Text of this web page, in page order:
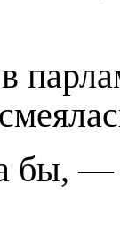
бы, —